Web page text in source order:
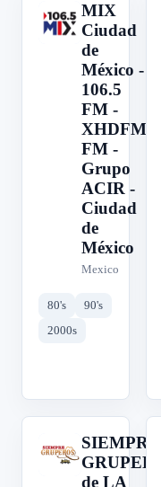
M
MIX
Ciudad
de
México -
106.5
FM -
XHDFM-
FM -
Grupo
ACIR -
Ciudad
de
México
Mexico
80's
90's
2000s
S
SIEMPRE
de LA